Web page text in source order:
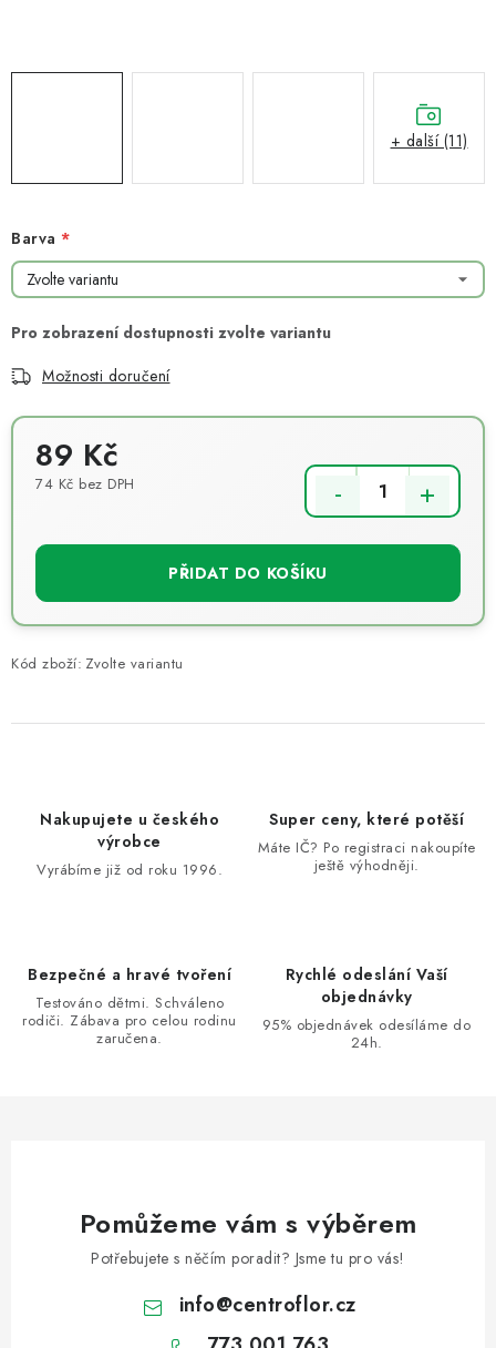
Barva
Možnosti doručení
89 Kč
74 Kč bez DPH
PŘIDAT DO KOŠÍKU
Kód zboží: Zvolte variantu
+ další (11)
Nakupujete u českého
výrobce
Vyrábíme již od roku 1996.
Super ceny, které potěší
Máte IČ? Po registraci nakoupíte
ještě výhodněji.
Bezpečné a hravé tvoření
Testováno dětmi. Schváleno
rodiči. Zábava pro celou rodinu
zaručena.
Rychlé odeslání Vaší
objednávky
95% objednávek odesíláme do
24h.
Pomůžeme vám s výběrem
Potřebujete s něčím poradit? Jsme tu pro vás!
info@centroflor.cz